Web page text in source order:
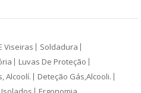
Viseiras
Soldadura
Luvas De Proteção
Alcoolí.
Deteção Gás,Alcooli.